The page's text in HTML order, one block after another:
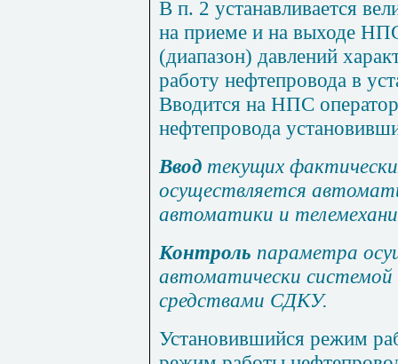
В п. 2 устанавливается
на приеме и на выходе
(диапазон) давлений
работу нефтепровода в
Вводится на НПС
нефтепровода
Ввод текущих
осуществляется
автоматики и
Контроль параметра
автоматически
средствами СДКУ.
Установившийся режим